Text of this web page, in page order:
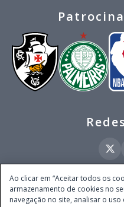
Este site é operado pela Ventmear
endereço na Avenida Brigadeiro
Ao clicar em “Aceitar todos os
armazenamento de cookies no
navegação no site, analisar o